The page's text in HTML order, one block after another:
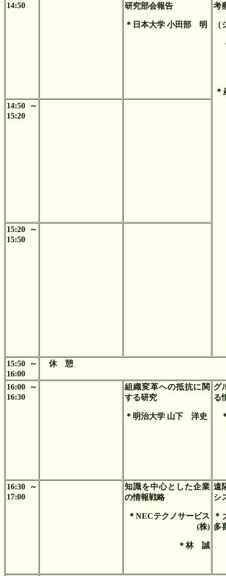
14:50
研究部会報告
＊日本大学 小田部 明
考
14:50～
15:20
15:20～
15:50
15:50～
16:00
休 憩
16:00～
16:30
組織変革への抵抗に関
する研究
＊明治大学 山下 洋史
グ
る
16:30～
17:00
知識を中心とした企業
の情報戦略
＊NECテクノサービス
(株)
＊林 誠
遠
シ
＊
多